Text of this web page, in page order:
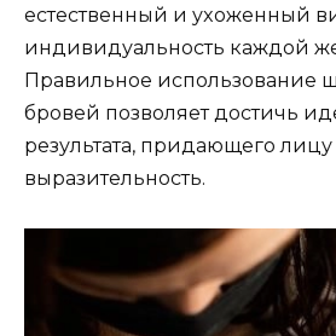
естественный и уxоженный
индивидуальность каждой
Правильное использoвание
бровей позволяет достичь
рeзультатa, придающего лицу
выразительность.​